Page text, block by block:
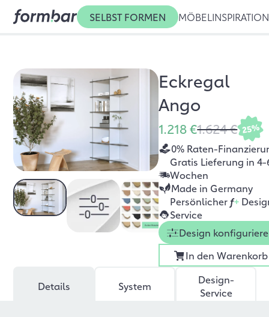
SELBST FORMEN MÖBEL INSPIRATION
Eckregal
Ango
1.218 €1.624 € 25%
0% Raten-
Gratis Lieferung in 4-
Wochen
Made in Germany
Persönlicher f+
Service
Design
In den Warenkorb
Details System
Design-
Service